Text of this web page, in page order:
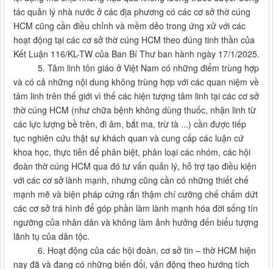
tác quản lý nhà nước ở các địa phương có các cơ sở thờ cúng
HCM cũng cần điều chỉnh và mềm dẻo trong ứng xử với các
hoạt động tại các cơ sở thờ cúng HCM theo đúng tinh thần của
Kết Luận 116/KL-TW của Ban Bí Thư ban hành ngày 17/1/2025.
5. Tâm linh tôn giáo ở Việt Nam có những điểm trùng hợp
và có cả những nội dung không trùng hợp với các quan niệm về
tâm linh trên thế giới vì thế các hiện tượng tâm linh tại các cơ sở
thờ cúng HCM (như chữa bệnh không dùng thuốc, nhận linh từ
các lực lượng bề trên, đi âm, bắt ma, trừ tà ...) cần được tiếp
tục nghiên cứu thật sự khách quan và cung cấp các luận cứ
khoa học, thực tiễn để phân biệt, phân loại các nhóm, các hội
đoàn thờ cúng HCM qua đó tư vấn quản lý, hỗ trợ tạo điều kiện
với các cơ sở lành mạnh, nhưng cũng cần có những thiết chế
mạnh mẽ và biện pháp cứng rắn thậm chí cưỡng chế chấm dứt
các cơ sở trá hình để góp phần làm lành mạnh hóa đời sống tín
ngưỡng của nhân dân và không làm ảnh hưởng đến biểu tượng
lãnh tụ của dân tộc.
6. Hoạt động của các hội đoàn, cơ sở tin – thờ HCM hiện
nay đã và đang có những biến đổi, vận động theo hướng tích